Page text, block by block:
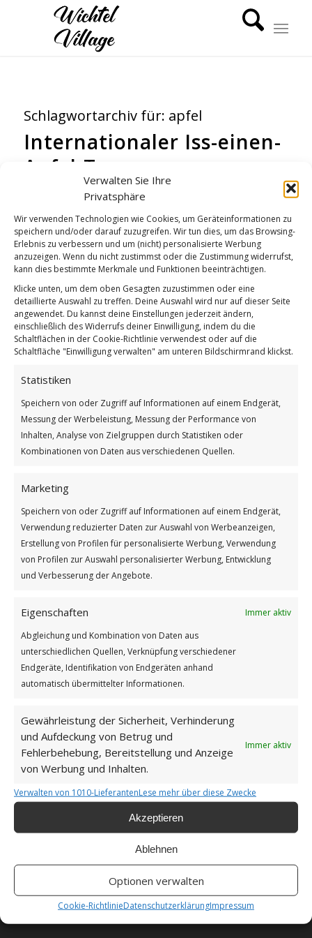
Verwalten Sie Ihre
Privatsphäre
Wir verwenden Technologien wie Cookies, um Geräteinformationen zu
speichern und/oder darauf zuzugreifen. Wir tun dies, um das Browsing-
Erlebnis zu verbessern und um (nicht) personalisierte Werbung
anzuzeigen. Wenn du nicht zustimmst oder die Zustimmung widerrufst,
kann dies bestimmte Merkmale und Funktionen beeinträchtigen.
Klicke unten, um dem oben Gesagten zuzustimmen oder eine
detaillierte Auswahl zu treffen. Deine Auswahl wird nur auf dieser Seite
angewendet. Du kannst deine Einstellungen jederzeit ändern,
einschließlich des Widerrufs deiner Einwilligung, indem du die
Schaltflächen in der Cookie-Richtlinie verwendest oder auf die
Schaltfläche "Einwilligung verwalten" am unteren Bildschirmrand klickst.
Statistiken
Speichern von oder Zugriff auf Informationen auf einem Endgerät,
Messung der Werbeleistung, Messung der Performance von
Inhalten, Analyse von Zielgruppen durch Statistiken oder
Kombinationen von Daten aus verschiedenen Quellen.
Marketing
Speichern von oder Zugriff auf Informationen auf einem Endgerät,
Verwendung reduzierter Daten zur Auswahl von Werbeanzeigen,
Erstellung von Profilen für personalisierte Werbung, Verwendung
von Profilen zur Auswahl personalisierter Werbung, Entwicklung
und Verbesserung der Angebote.
Eigenschaften
Immer aktiv
Abgleichung und Kombination von Daten aus
unterschiedlichen Quellen, Verknüpfung verschiedener
Endgeräte, Identifikation von Endgeräten anhand
automatisch übermittelter Informationen.
Gewährleistung der Sicherheit, Verhinderung
und Aufdeckung von Betrug und
Fehlerbehebung, Bereitstellung und Anzeige
von Werbung und Inhalten.
Immer aktiv
Verwalten von 1010-LieferantenLese mehr über diese Zwecke
Akzeptieren
Ablehnen
Optionen verwalten
Cookie-RichtlinieDatenschutzerklärungImpressum
Schlagwortarchiv für: apfel
Internationaler Iss-einen-
Apfel-Tag
Internationaler Iss-einen-Apfel-Tag
Weiterlesen
20. SEPTEMBER 2025 / 0 KOMMENTARE / VONBETTINA
Impressum
Unsere Cookie-Richtlinie (EU)
Haftungsausschluss
Als Amazon-Partner verdiene ich an qualifizierten
Verkäufen.